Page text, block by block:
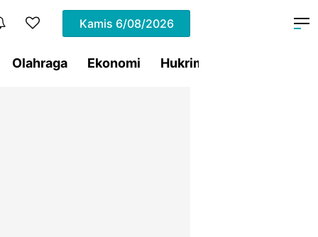
Kamis 6/08/2026
Olahraga Ekonomi Hukrim